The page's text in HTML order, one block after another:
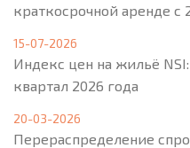
краткосрочной аренде с
15-07-2026
Индекс цен на жильё
квартал 2026 года
20-03-2026
Перераспределение